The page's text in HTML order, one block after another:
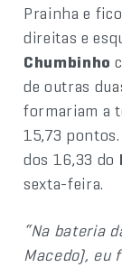
Prainha e
direitas e
Chumbinho
de outras
formariam a
15,73
dos 16,33 do
sexta-feira.
“Na bateria
Macedo), eu